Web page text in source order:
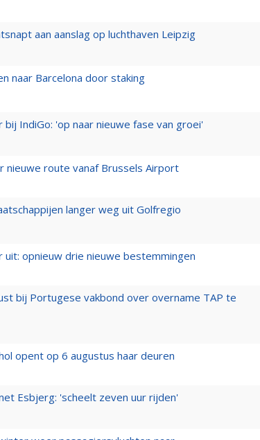
aan aanslag op luchthaven Leipzig
naar Barcelona door staking
IndiGo: 'op naar nieuwe fase van groei'
nieuwe route vanaf Brussels Airport
langer weg uit Golfregio
opnieuw drie nieuwe bestemmingen
bij Portugese vakbond over overname TAP te
opent op 6 augustus haar deuren
Esbjerg: 'scheelt zeven uur rijden'